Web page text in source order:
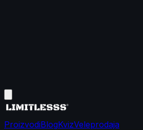
ProizvodiBlogKvizVeleprodaja